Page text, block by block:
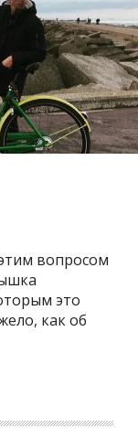
вопросом
это
как об